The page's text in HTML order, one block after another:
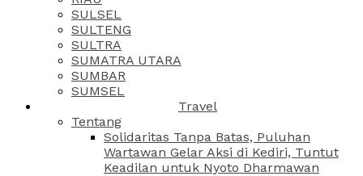
SULSEL
SULTENG
SULTRA
SUMATRA UTARA
SUMBAR
SUMSEL
Travel
Tentang
Solidaritas Tanpa Batas, Puluhan
Wartawan Gelar Aksi di Kediri, Tuntut
Keadilan untuk Nyoto Dharmawan